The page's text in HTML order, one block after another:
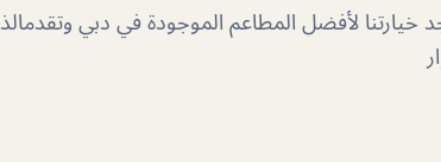
لأفضل المطاعم الموجودة في دبي وتقدمالذ